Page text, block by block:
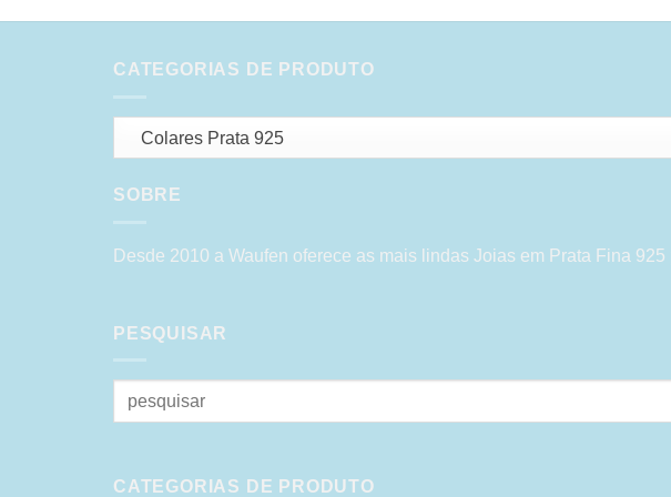
CATEGORIAS DE PRODUTO
Colares Prata 925
SOBRE
Desde 2010 a Waufen oferece as mais lindas Joias em Prata Fina
PESQUISAR
Pesquisar
por:
CATEGORIAS DE PRODUTO